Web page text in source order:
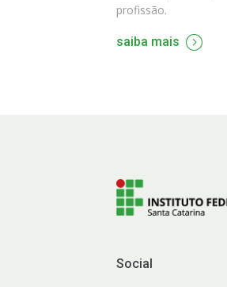
profissão.
saiba mais
Social